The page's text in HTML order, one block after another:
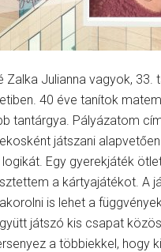
Zalka Julianna vagyok, 33.
40 éve tanítok
tantárgya. Pályázatom
játszani
Egy gyerekjáték
a kártyajátékot. A
is lehet a
játszó kis csapat
a többiekkel, hogy